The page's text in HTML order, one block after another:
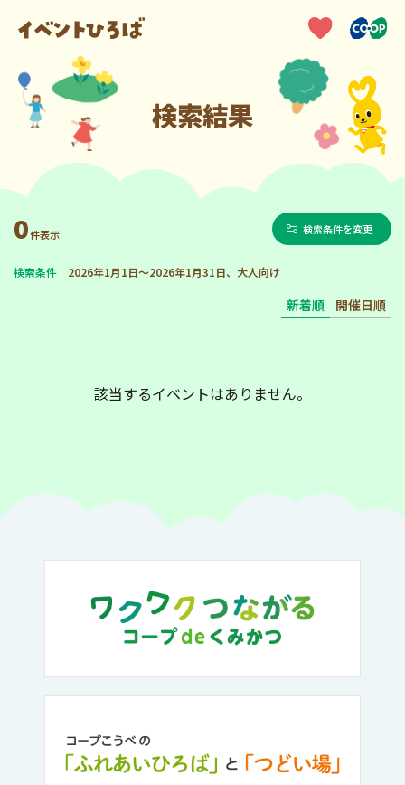
検索結果
0件表示 検索条件を変更
検索条件 2026年1月1日～2026年1月31日、大人向け
新着順 開催日順
該当するイベントはありません。